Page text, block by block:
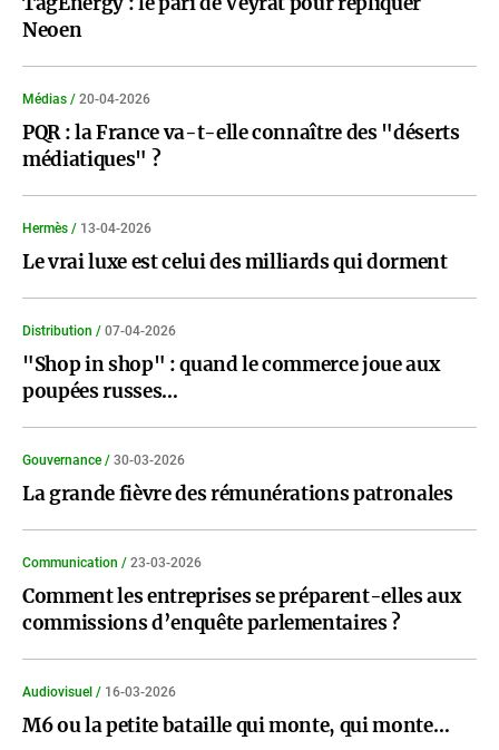
Neoen
Médias / 20-04-2026
PQR : la France va-t-elle connaître des "déserts
médiatiques" ?
Hermès / 13-04-2026
Le vrai luxe est celui des milliards qui dorment
Distribution / 07-04-2026
"Shop in shop" : quand le commerce joue aux
poupées russes…
Gouvernance / 30-03-2026
La grande fièvre des rémunérations patronales
Communication / 23-03-2026
Comment les entreprises se préparent-elles aux
commissions d’enquête parlementaires ?
Audiovisuel / 16-03-2026
M6 ou la petite bataille qui monte, qui monte…